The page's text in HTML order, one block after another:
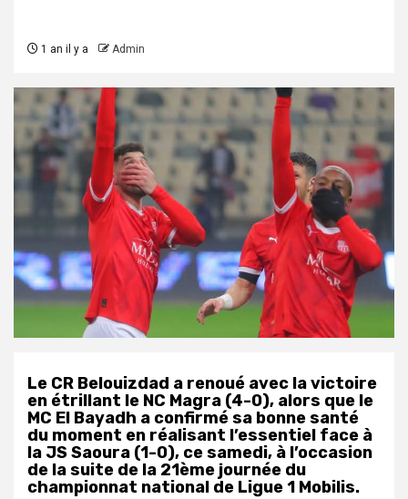
1 an il y a Admin
Le CR Belouizdad a renoué avec la victoire
en étrillant le NC Magra (4-0), alors que le
MC El Bayadh a confirmé sa bonne santé
du moment en réalisant l’essentiel face à
la JS Saoura (1-0), ce samedi, à l’occasion
de la suite de la 21ème journée du
championnat national de Ligue 1 Mobilis.